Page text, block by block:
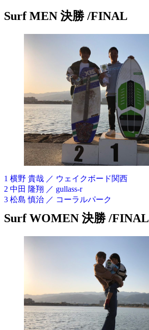
Surf MEN 決勝 /FINAL
1 横野 貴哉 ／ ウェイクボード関西
2 中田 隆翔 ／ gullass-r
3 松島 慎治 ／ コーラルパーク
Surf WOMEN 決勝 /FINAL